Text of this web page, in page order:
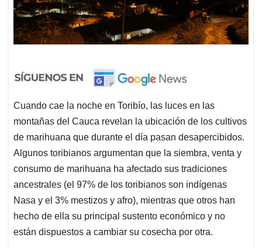
Cuando cae la noche en Toribío, las luces en las
montañas del Cauca revelan la ubicación de los cultivos
de marihuana que durante el día pasan desapercibidos.
Algunos toribianos argumentan que la siembra, venta y
consumo de marihuana ha afectado sus tradiciones
ancestrales (el 97% de los toribianos son indígenas
Nasa y el 3% mestizos y afro), mientras que otros han
hecho de ella su principal sustento económico y no
están dispuestos a cambiar su cosecha por otra.